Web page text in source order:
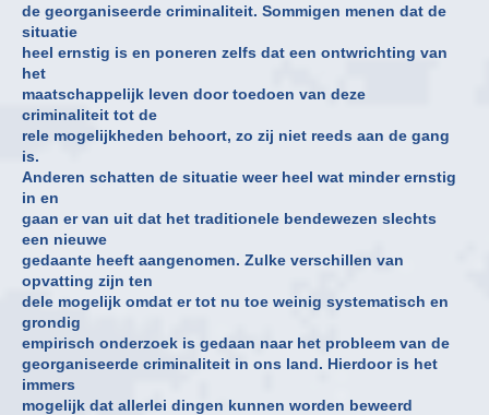
de georganiseerde criminaliteit. Sommigen menen dat de
situatie
heel ernstig is en poneren zelfs dat een ontwrichting van
het
maatschappelijk leven door toedoen van deze
criminaliteit tot de
rele mogelijkheden behoort, zo zij niet reeds aan de gang
is.
Anderen schatten de situatie weer heel wat minder ernstig
in en
gaan er van uit dat het traditionele bendewezen slechts
een nieuwe
gedaante heeft aangenomen. Zulke verschillen van
opvatting zijn ten
dele mogelijk omdat er tot nu toe weinig systematisch en
grondig
empirisch onderzoek is gedaan naar het probleem van de
georganiseerde criminaliteit in ons land. Hierdoor is het
immers
mogelijk dat allerlei dingen kunnen worden beweerd